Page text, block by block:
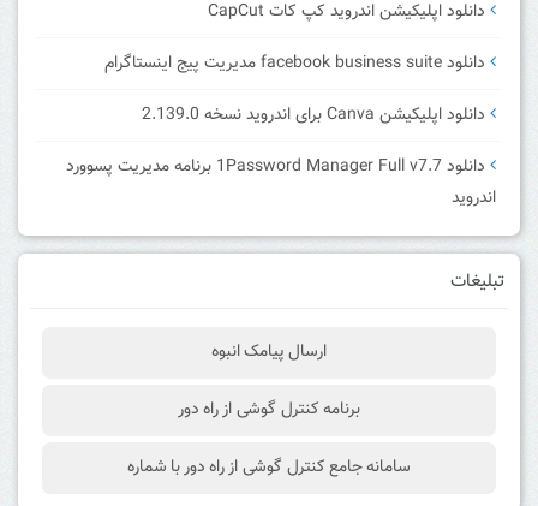
دانلود اپلیکیشن اندروید کپ کات CapCut
دانلود facebook business suite مدیریت پیج اینستاگرام
دانلود اپلیکیشن Canva برای اندروید نسخه 2.139.0
دانلود 1Password Manager Full v7.7 برنامه مدیریت پسوورد
اندروید
تبلیغات
ارسال پیامک انبوه
برنامه کنترل گوشی از راه دور
سامانه جامع کنترل گوشی از راه دور با شماره